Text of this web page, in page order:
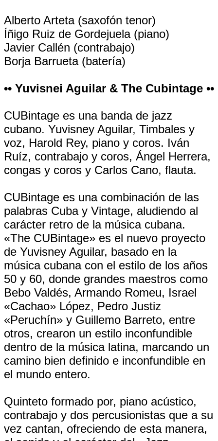
Alberto Arteta (saxofón tenor)
Íñigo Ruiz de Gordejuela (piano)
Javier Callén (contrabajo)
Borja Barrueta (batería)
•• Yuvisnei Aguilar & The Cubintage ••
CUBintage es una banda de jazz
cubano. Yuvisney Aguilar, Timbales y
voz, Harold Rey, piano y coros. Iván
Ruíz, contrabajo y coros, Ángel Herrera,
congas y coros y Carlos Cano, flauta.
CUBintage es una combinación de las
palabras Cuba y Vintage, aludiendo al
carácter retro de la música cubana.
«The CUBintage» es el nuevo proyecto
de Yuvisney Aguilar, basado en la
música cubana con el estilo de los años
50 y 60, donde grandes maestros como
Bebo Valdés, Armando Romeu, Israel
«Cachao» López, Pedro Justiz
«Peruchín» y Guillemo Barreto, entre
otros, crearon un estilo inconfundible
dentro de la música latina, marcando un
camino bien definido e inconfundible en
el mundo entero.
Quinteto formado por, piano acústico,
contrabajo y dos percusionistas que a su
vez cantan, ofreciendo de esta manera,